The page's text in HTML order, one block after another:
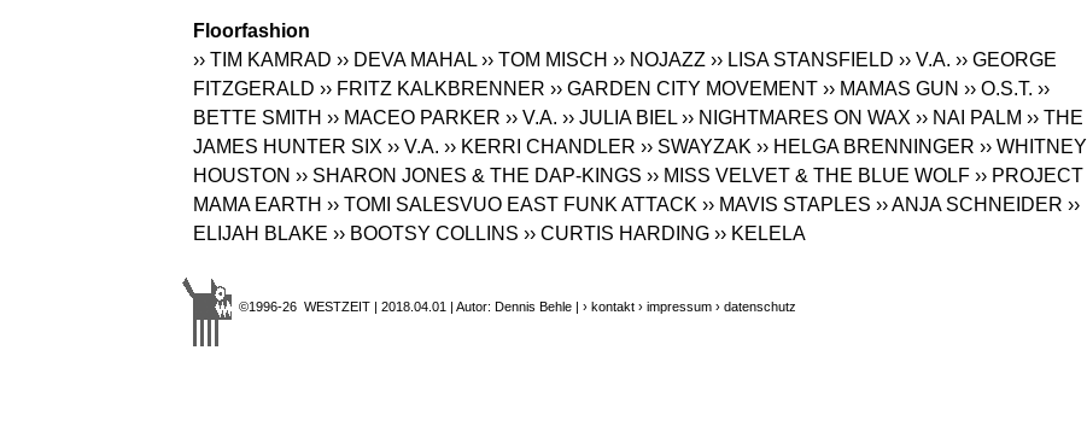
Floorfashion
›› TIM KAMRAD ›› DEVA MAHAL ›› TOM MISCH ›› NOJAZZ ›› LISA STANSFIELD ›› V.A. ›› GEORGE
FITZGERALD ›› FRITZ KALKBRENNER ›› GARDEN CITY MOVEMENT ›› MAMAS GUN ›› O.S.T. ››
BETTE SMITH ›› MACEO PARKER ›› V.A. ›› JULIA BIEL ›› NIGHTMARES ON WAX ›› NAI PALM ›› THE
JAMES HUNTER SIX ›› V.A. ›› KERRI CHANDLER ›› SWAYZAK ›› HELGA BRENNINGER ›› WHITNEY
HOUSTON ›› SHARON JONES & THE DAP-KINGS ›› MISS VELVET & THE BLUE WOLF ›› PROJECT
MAMA EARTH ›› TOMI SALESVUO EAST FUNK ATTACK ›› MAVIS STAPLES ›› ANJA SCHNEIDER ››
ELIJAH BLAKE ›› BOOTSY COLLINS ›› CURTIS HARDING ›› KELELA
©1996-26 WESTZEIT | 2018.04.01 | Autor: Dennis Behle | › kontakt › impressum › datenschutz